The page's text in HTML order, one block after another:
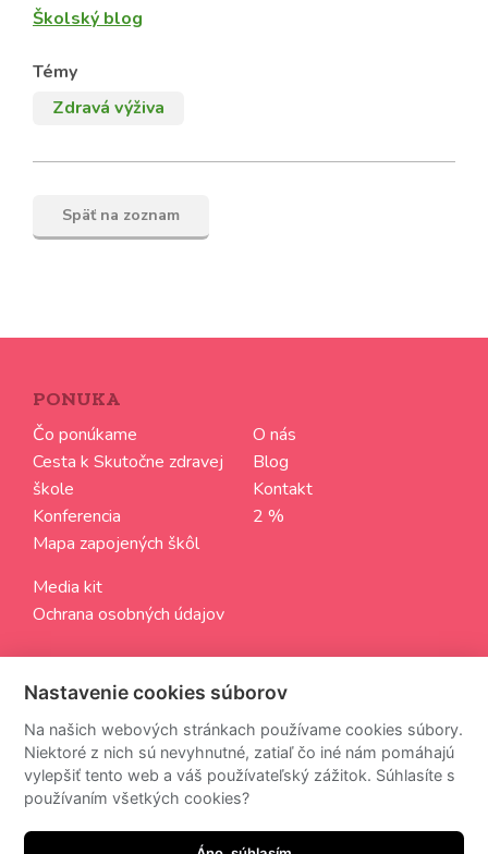
Školský blog
Témy
Zdravá výživa
Späť na zoznam
PONUKA
Čo ponúkame
Cesta k Skutočne zdravej
škole
Konferencia
Mapa zapojených škôl
O nás
Blog
Kontakt
2 %
Media kit
Ochrana osobných údajov
Z odberu newsettra sa môžete kedykoľvek odhlásiť.
Nastavenie cookies súborov
Na našich webových stránkach používame cookies súbory.
Niektoré z nich sú nevyhnutné, zatiaľ čo iné nám pomáhajú
vylepšiť tento web a váš používateľský zážitok. Súhlasíte s
používaním všetkých cookies?